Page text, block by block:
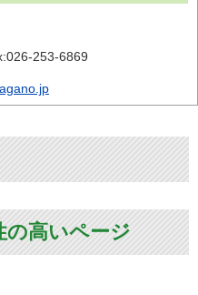
026-253-6869
の高いページ